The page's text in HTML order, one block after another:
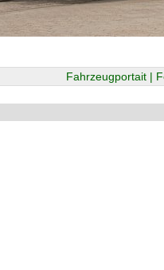
Fahrzeugportait |